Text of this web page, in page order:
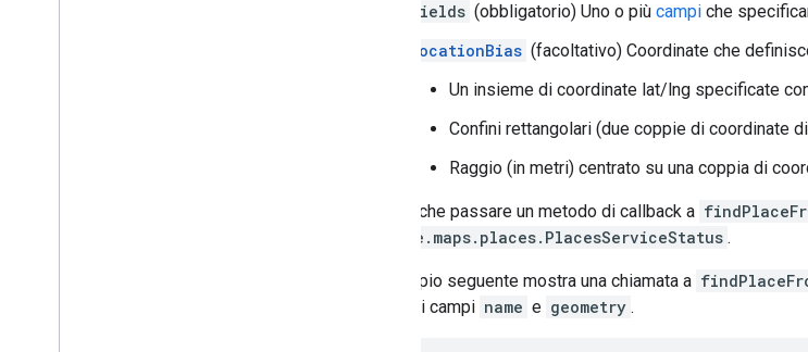
fields (obbligatorio) Uno o più campi che
locationBias (facoltativo) Coordinate che
Un insieme di coordinate lat/lng specificate
Confini rettangolari (due coppie di coordinate
Raggio (in metri) centrato su una coppia di
Devi anche passare un metodo di callback a
google.maps.places.PlacesServiceStatus .
L'esempio seguente mostra una chiamata a
include i campi name e geometry .